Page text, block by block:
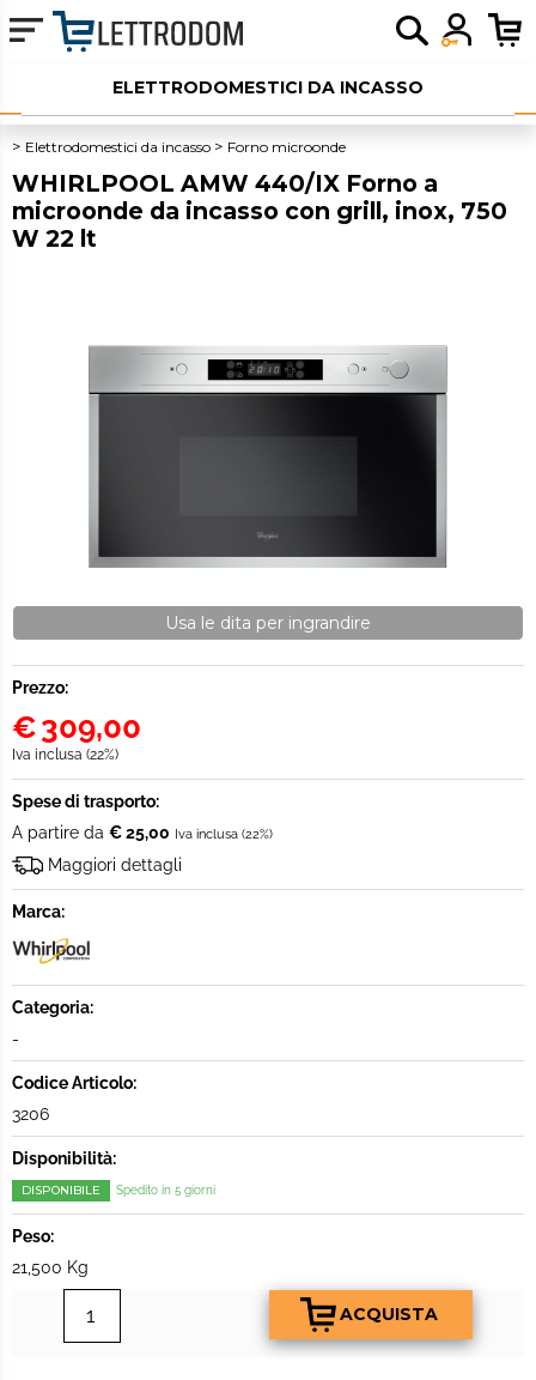
ELETTRODOMESTICI DA INCASSO
ELETTRODOMESTICI LIBERA INSTALLAZIONE
PICCOLI ELETTRODOMESTICI
Elettrodomestici da incasso Forno microonde
WHIRLPOOL AMW 440/IX Forno a
microonde da incasso con grill, inox, 750
W 22 lt
Usa le dita per ingrandire
Prezzo:
€309,00
Iva inclusa (22%)
Spese di trasporto:
A partire da € 25,00 Iva inclusa (22%)
Maggiori dettagli
Marca:
Categoria:
-
Codice Articolo:
3206
Disponibilità:
DISPONIBILE Spedito in 5 giorni
Peso:
21,500 Kg